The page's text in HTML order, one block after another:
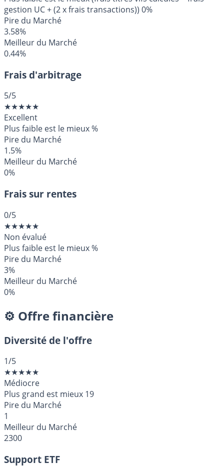
gestion UC + (2 x frais transactions)) 0%
Pire du Marché
3.58%
Meilleur du Marché
0.44%
Frais d'arbitrage
5/5
★★★★★
Excellent
Plus faible est le mieux%
Pire du Marché
1.5%
Meilleur du Marché
0%
Frais sur rentes
0/5
★★★★★
Non évalué
Plus faible est le mieux%
Pire du Marché
3%
Meilleur du Marché
0%
⚙️ Offre financière
Diversité de l'offre
1/5
★★★★★
Médiocre
Plus grand est mieux 19
Pire du Marché
1
Meilleur du Marché
2300
Support ETF